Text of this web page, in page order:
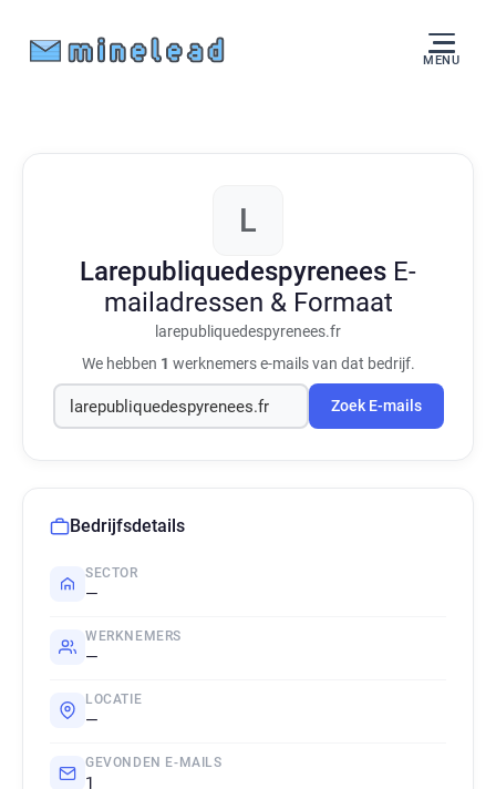
MENU
L
Larepubliquedespyrenees E-
mailadressen & Formaat
larepubliquedespyrenees.fr
We hebben 1 werknemers e-mails van dat bedrijf.
Zoek E-mails
Bedrijfsdetails
SECTOR
—
WERKNEMERS
—
LOCATIE
—
GEVONDEN E-MAILS
1